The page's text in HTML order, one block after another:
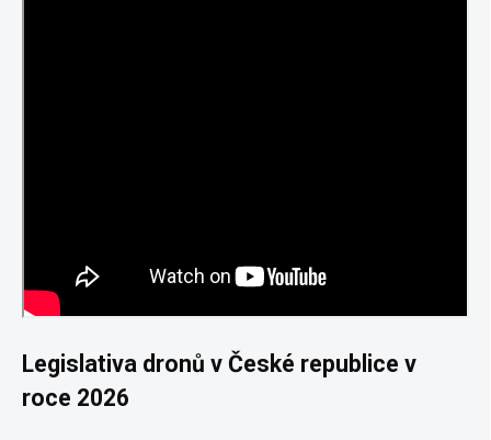
Legislativa dronů v České republice v
roce 2026